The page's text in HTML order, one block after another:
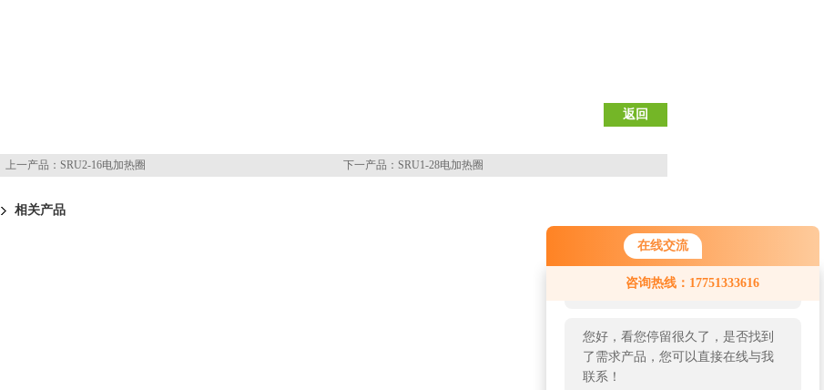
在线交流
咨询热线：17751333616
您好！欢迎前来咨询，很高兴为您
服务，请问您要咨询什么问题呢？
您好，看您停留很久了，是否找到
了需求产品，您可以直接在线与我
联系！
返回
上一产品： SRU2-16电加热圈 下一产品： SRU1-28电加热圈
相关产品